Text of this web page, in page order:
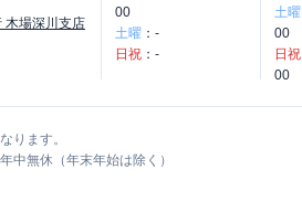
木場深川支店
00
土曜 ： -
日祝 ： -
土曜
00
日祝
00
深川支店
00
ります。
中無休（年末年始は除く）